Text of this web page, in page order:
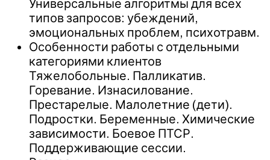
Универсальные алгоритмы для всех
типов запросов: убеждений,
эмоциональных проблем, психотравм.
Особенности работы с отдельными
категориями клиентов
Тяжелобольные. Палликатив.
Горевание. Изнасилование.
Престарелые. Малолетние (дети).
Подростки. Беременные. Химические
зависимости. Боевое ПТСР.
Поддерживающие сессии.